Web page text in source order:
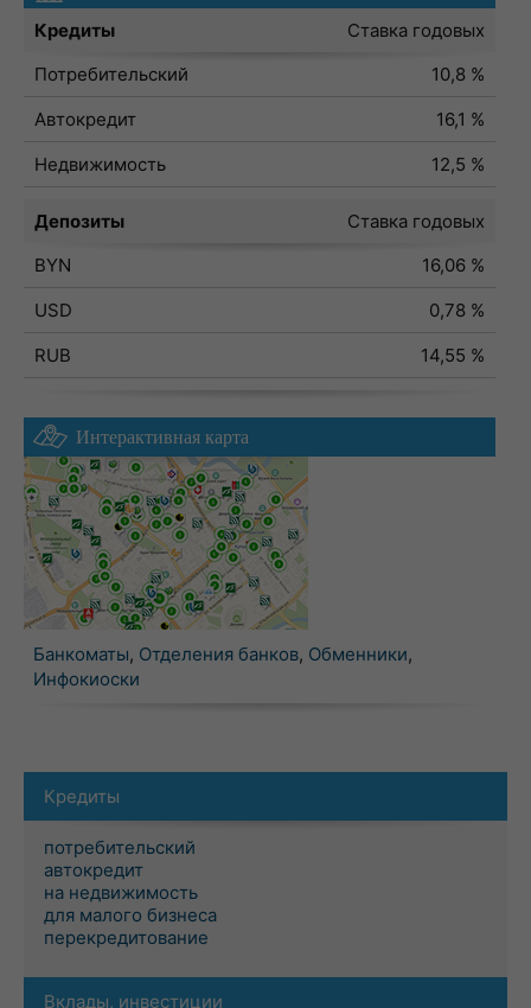
Кредиты
Ставка годовых
Потребительский
10,8 %
Автокредит
16,1 %
Недвижимость
12,5 %
Депозиты
Ставка годовых
BYN
16,06 %
USD
0,78 %
RUB
14,55 %
Интерактивная карта
Банкоматы, Отделения банков, Обменники,
Инфокиоски
Кредиты
потребительский
автокредит
на недвижимость
для малого бизнеса
перекредитование
Вклады, инвестиции